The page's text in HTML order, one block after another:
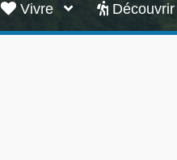
Vivre Découvrir